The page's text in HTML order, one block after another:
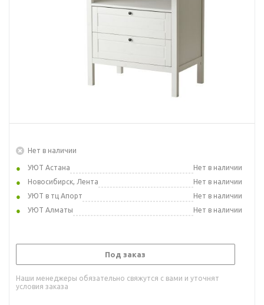
Нет в наличии
УЮТ Астана
Нет в наличии
Новосибирск, Лента
Нет в наличии
УЮТ в тц Апорт
Нет в наличии
УЮТ Алматы
Нет в наличии
Под заказ
Наши менеджеры обязательно свяжутся с вами и уточнят
условия заказа